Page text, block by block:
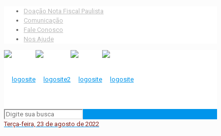
Doação Nota Fiscal Paulista
Comunicação
Fale Conosco
Nos Ajude
Terça-feira, 23 de agosto de 2022